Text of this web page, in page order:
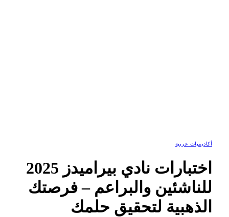
أكاديميات عربية
اختبارات نادي بيراميدز 2025
للناشئين والبراعم – فرصتك
الذهبية لتحقيق حلمك